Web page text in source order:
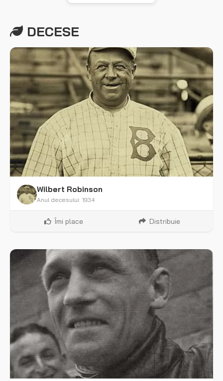
DECESE
Wilbert Robinson
Anul decesului: 1934
Îmi place Distribuie